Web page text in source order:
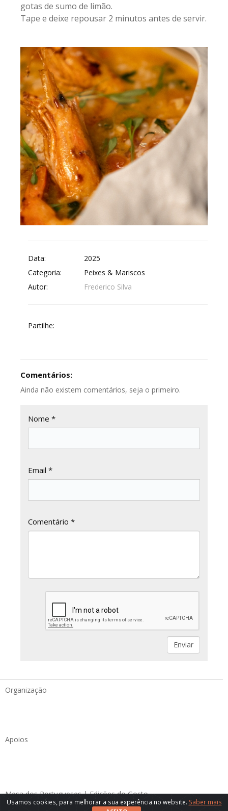
gotas de sumo de limão.
Tape e deixe repousar 2 minutos antes de servir.
Data:
2025
Categoria:
Peixes & Mariscos
Autor:
Frederico Silva
Partilhe:
Comentários:
Ainda não existem comentários, seja o primeiro.
Nome *
Email *
Comentário *
Organização
Apoios
Mesa dos Portugueses | Edições do Gosto
Política de Privacidade|Contactos
Usamos cookies, para melhorar a sua experência no website. Saber mais